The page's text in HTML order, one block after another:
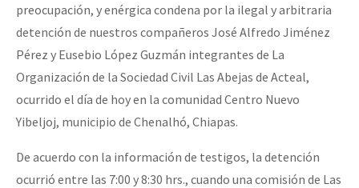
ETIQUETAS
MULTIMEDIA
Fotorreportaje
Video
Se o México sabe, que o mundo saiba! Nossas lutas pela
[25 abr – CDMX] Tokín por el CNI: 30 años de Resistencia y
preocupación, y enérgica condena por la ilegal y arbitraria
detención de nuestros compañeros José Alfredo Jiménez
Pérez y Eusebio López Guzmán integrantes de La
Organización de la Sociedad Civil Las Abejas de Acteal,
ocurrido el día de hoy en la comunidad Centro Nuevo
Yibeljoj, municipio de Chenalhó, Chiapas.
De acuerdo con la información de testigos, la detención
ocurrió entre las 7:00 y 8:30 hrs., cuando una comisión de Las